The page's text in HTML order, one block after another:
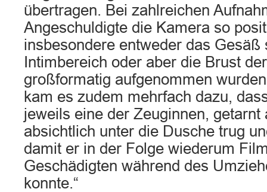
übertragen. Bei zahlreichen
Angeschuldigte die Kamera so
insbesondere entweder das Gesäß
Intimbereich oder aber die Brust
großformatig aufgenommen
kam es zudem mehrfach dazu,
jeweils eine der Zeuginnen, getarnt
absichtlich unter die Dusche trug
damit er in der Folge wiederum
Geschädigten während des
konnte.“